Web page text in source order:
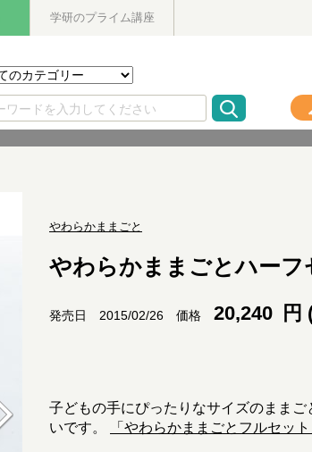
学研のプライム講座
やわらかままごと
やわらかままごとハーフ
発売日 2015/02/26 価格 20,240 円
子どもの手にぴったりなサイズのまま
いです。
「やわらかままごとフルセッ